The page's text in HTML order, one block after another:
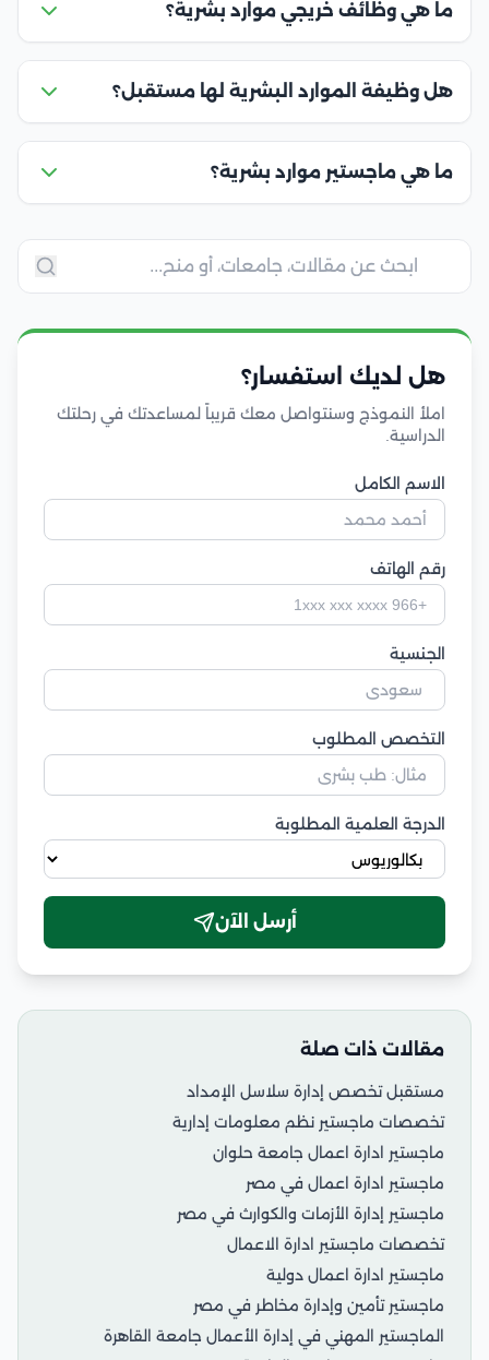
ما هي وظائف خريجي موارد بشرية؟
هل وظيفة الموارد البشرية لها مستقبل؟
ما هي ماجستير موارد بشرية؟
هل لديك استفسار؟
املأ النموذج وسنتواصل معك قريباً لمساعدتك في رحلتك
الدراسية.
الاسم الكامل
رقم الهاتف
الجنسية
التخصص المطلوب
الدرجة العلمية المطلوبة
أرسل الآن
مقالات ذات صلة
مستقبل تخصص إدارة سلاسل الإمداد
تخصصات ماجستير نظم معلومات إدارية
ماجستير ادارة اعمال جامعة حلوان
ماجستير ادارة اعمال في مصر
ماجستير إدارة الأزمات والكوارث في مصر
تخصصات ماجستير ادارة الاعمال
ماجستير ادارة اعمال دولية
ماجستير تأمين وإدارة مخاطر في مصر
الماجستير المهني في إدارة الأعمال جامعة القاهرة